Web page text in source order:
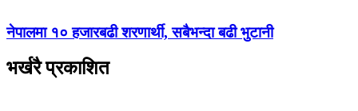
नेपालमा १० हजारबढी शरणार्थी, सबैभन्दा बढी भुटानी
भर्खरै प्रकाशित